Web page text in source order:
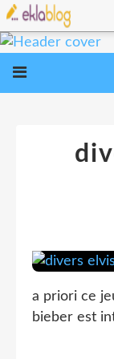
a priori ce
bieber est